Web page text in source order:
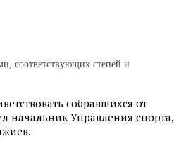
соответствующих степей и
собравшихся от
начальник Управления спорта,